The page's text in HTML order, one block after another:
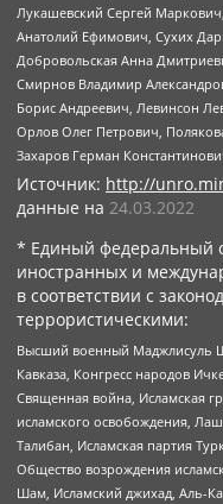
Лукашевский Сергей
Анатолий Ефимович, Сухих
Добровольская Анна
Смирнов Владимир
Борис Андреевич, Левинсон
Орлов Олег Петрович,
Захаров Герман
Источник: http://
данные на 24.03.2022
* Единый федеральный
иностранных и
в соответствии с
террористическими:
Высший военный Маджлисуль
Кавказа, Конгресс народов
Священная война, Исламская
исламского освобождения,
Талибан, Исламская партия
Общество возрождения
Шам, Исламский джихад, Аль-